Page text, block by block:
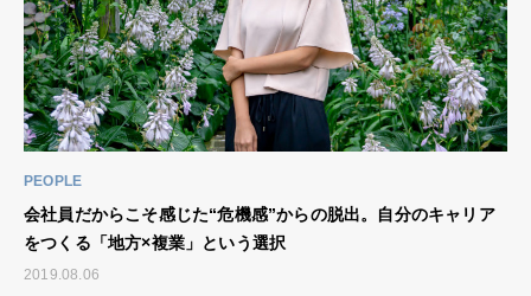
PEOPLE
会社員だからこそ感じた“危機感”からの脱出。自分のキャリア
をつくる「地方×複業」という選択
2019.08.06